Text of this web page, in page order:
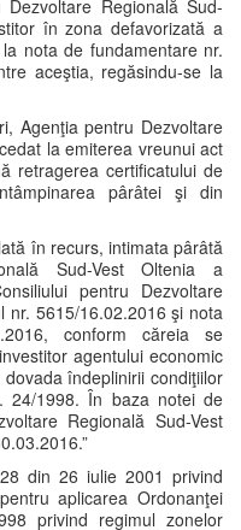
Regională Sud-
în zona defavorizată a
nota de fundamentare nr.
aceştia, regăsindu-se la
Agenţia pentru Dezvoltare
la emiterea vreunui act
retragerea certificatului de
pârâtei şi din
în recurs, intimata pârâtă
Sud-Vest Oltenia a
pentru Dezvoltare
nr. 5615/16.02.2016 şi nota
conform căreia se
agentului economic
îndeplinirii condiţiilor
24/1998. În baza notei de
Regională Sud-Vest
din 26 iulie 2001 privind
aplicarea Ordonanţei
privind regimul zonelor